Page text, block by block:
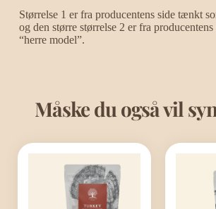
Størrelse 1 er fra producentens side tænkt
og den større størrelse 2 er fra
“herre model”.
Måske du også vil